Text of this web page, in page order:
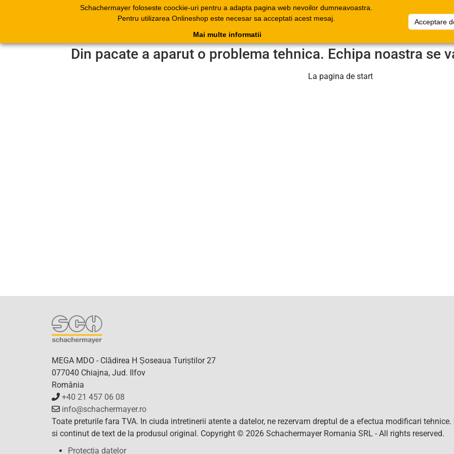
Schachermayer foloseste coockie-uri pentru a adapta pagina web nevoilor dumneavoastra.
Pentru utilizarea Onlineshop este necesar sa acceptati acest mesaj.
Acceptare
Mai multe informatii
Produse
Cataloage
electronice
Documente
comerciale
Companie
Din pacate a aparut o problema tehnica. Echipa noastra se
La pagina de start
MEGA MDO - Clădirea H Șoseaua Turiștilor 27
077040 Chiajna, Jud. Ilfov
România
+40 21 457 06 08
info@schachermayer.ro
Toate preturile fara TVA. In ciuda intretinerii atente a datelor, ne rezervam dreptul de a efectua modificari
si continut de text de la produsul original. Copyright © 2026 Schachermayer Romania SRL - All rights reserved.
Protecția datelor